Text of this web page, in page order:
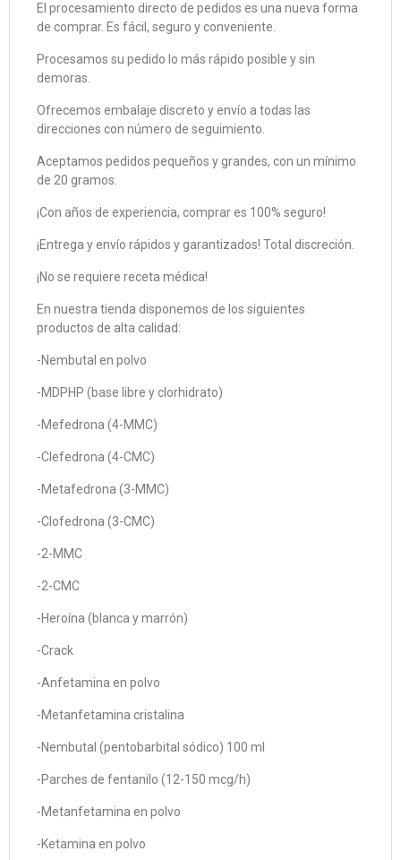
El procesamiento directo de pedidos es una nueva forma
de comprar. Es fácil, seguro y conveniente.
Procesamos su pedido lo más rápido posible y sin
demoras.
Ofrecemos embalaje discreto y envío a todas las
direcciones con número de seguimiento.
Aceptamos pedidos pequeños y grandes, con un mínimo
de 20 gramos.
¡Con años de experiencia, comprar es 100% seguro!
¡Entrega y envío rápidos y garantizados! Total discreción.
¡No se requiere receta médica!
En nuestra tienda disponemos de los siguientes
productos de alta calidad:
-Nembutal en polvo
-MDPHP (base libre y clorhidrato)
-Mefedrona (4-MMC)
-Clefedrona (4-CMC)
-Metafedrona (3-MMC)
-Clofedrona (3-CMC)
-2-MMC
-2-CMC
-Heroína (blanca y marrón)
-Crack
-Anfetamina en polvo
-Metanfetamina cristalina
-Nembutal (pentobarbital sódico) 100 ml
-Parches de fentanilo (12-150 mcg/h)
-Metanfetamina en polvo
-Ketamina en polvo